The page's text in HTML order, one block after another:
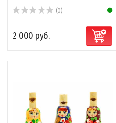
(0)
2 000 руб.